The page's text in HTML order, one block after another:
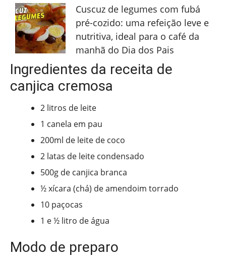
Cuscuz de legumes com fubá
pré-cozido: uma refeição leve e
nutritiva, ideal para o café da
manhã do Dia dos Pais
Ingredientes da receita de
canjica cremosa
2 litros de leite
1 canela em pau
200ml de leite de coco
2 latas de leite condensado
500g de canjica branca
½ xícara (chá) de amendoim torrado
10 paçocas
1 e ½ litro de água
Modo de preparo